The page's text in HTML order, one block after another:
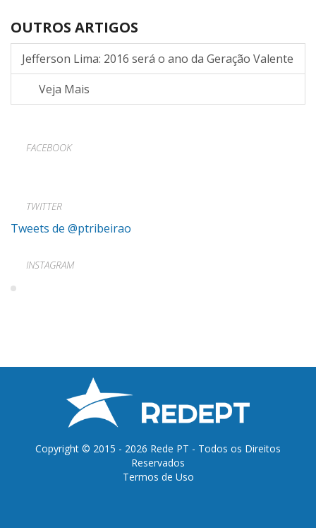
OUTROS ARTIGOS
Jefferson Lima: 2016 será o ano da Geração Valente
Veja Mais
FACEBOOK
TWITTER
Tweets de @ptribeirao
INSTAGRAM
Copyright © 2015 - 2026 Rede PT - Todos os Direitos
Reservados
Termos de Uso